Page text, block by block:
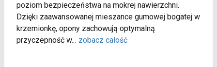
poziom bezpieczeństwa na mokrej nawierzchni.
Dzięki zaawansowanej mieszance gumowej bogatej w
krzemionkę, opony zachowują optymalną
przyczepność w... zobacz całość